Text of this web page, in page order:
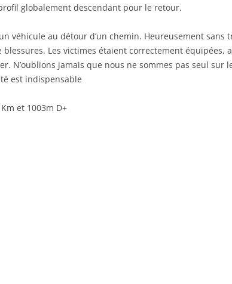
globalement descendant pour le retour.
véhicule au détour d’un chemin. Heureusement sans
Les victimes étaient correctement équipées,
N’oublions jamais que nous ne sommes pas seul sur
est indispensable
et 1003m D+